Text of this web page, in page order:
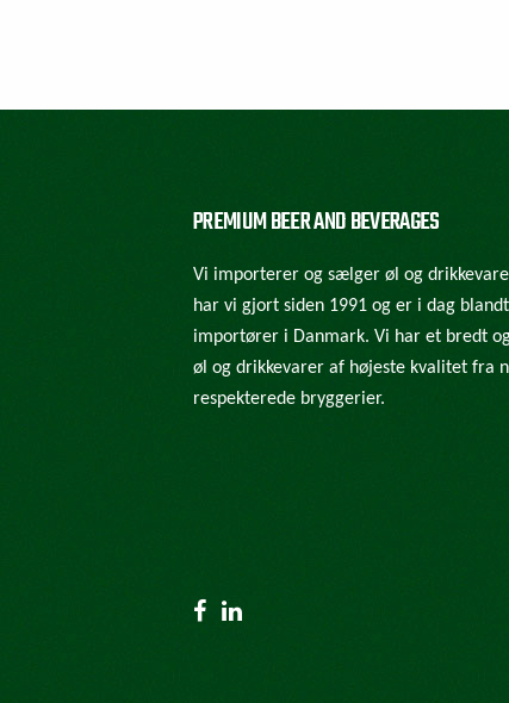
PREMIUM BEER AND BEVERAGES
Vi importerer og sælger øl og
har vi gjort siden 1991 og er i dag
importører i Danmark. Vi har et bredt
øl og drikkevarer af højeste kvalitet fra
respekterede bryggerier.